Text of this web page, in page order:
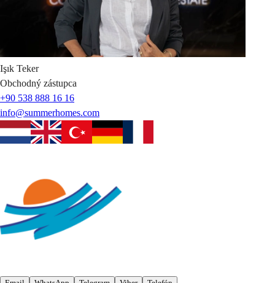
Işık Teker
Obchodný zástupca
+90 538 888 16 16
info@summerhomes.com